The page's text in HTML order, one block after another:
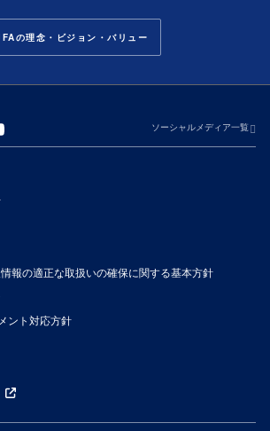
の理念・ビジョン・バリュー
ソーシャルメディア一覧
報の適正な取扱いの確保に関する基本方針
ント対応方針